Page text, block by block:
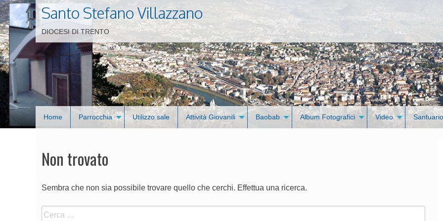
Santo Stefano Villazzano
DIOCESI DI TRENTO
Home Parrocchia Utilizzo sale Attività Giovanili Baobab Album Fotografici Video
Non trovato
Sembra che non sia possibile trovare quello che cerchi. Effettua una ricerca.
Ricerca